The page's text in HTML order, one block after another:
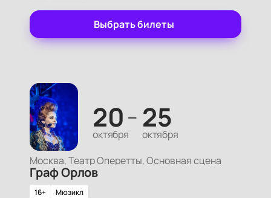
Выбрать билеты
20
октября
— 25
октября
Москва, Театр Оперетты, Основная сцена
Граф Орлов
16+ Мюзикл